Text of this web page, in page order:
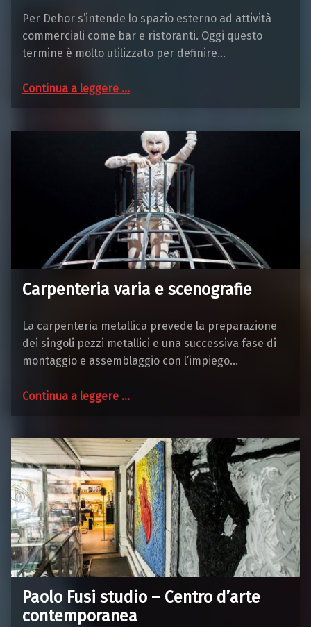
Per Dehor s’intende lo spazio esterno ad attività
commerciali come bar e ristoranti. Oggi questo
termine è molto utilizzato per definire…
Continua a leggere …
Carpenteria varia e scenografie
La carpenteria metallica prevede la preparazione
dei singoli pezzi metallici e una successiva fase di
montaggio e assemblaggio con l’impiego…
Continua a leggere …
Paolo Fusi studio – Centro d’arte
contemporanea